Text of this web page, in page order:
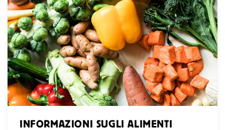
INFORMAZIONI SUGLI ALIMENTI